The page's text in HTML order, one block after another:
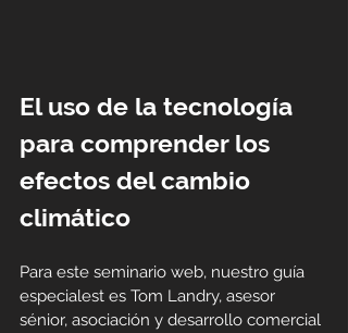
El uso de la tecnología
para comprender los
efectos del cambio
climático​
Para este seminario web, nuestro guía
especialest es Tom Landry, asesor
sénior, asociación y desarrollo comercial